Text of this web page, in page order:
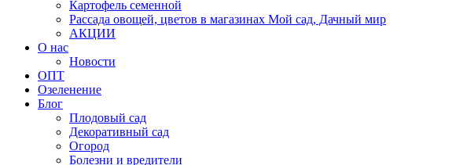
Картофель семенной
Рассада овощей, цветов в магазинах Мой сад, Дачный мир
АКЦИИ
О нас
Новости
ОПТ
Озеленение
Блог
Плодовый сад
Декоративный сад
Огород
Болезни и вредители